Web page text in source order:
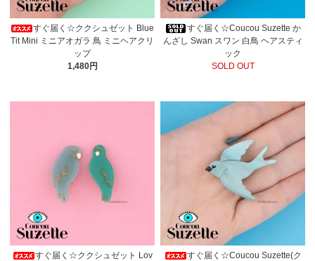
すぐ届く☆ククシュゼット Blue
Tit Mini ミニアオガラ 鳥 ミニヘアクリ
ップ
1,480円
すぐ届く☆Coucou Suzette か
んざし Swan スワン 白鳥 ヘアスティ
ック
SOLD OUT
すぐ届く☆ククシュゼット Lov
すぐ届く☆Coucou Suzette(ク